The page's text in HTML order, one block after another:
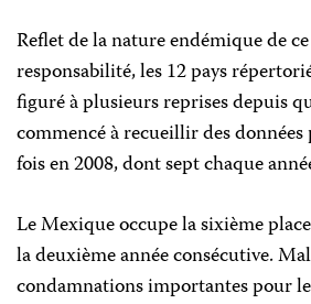
Reflet de la nature endémique de
responsabilité, les 12 pays
figuré à plusieurs reprises depuis
commencé à recueillir des
fois en 2008, dont sept chaque
Le Mexique occupe la sixième
la deuxième année consécutive.
condamnations importantes pour